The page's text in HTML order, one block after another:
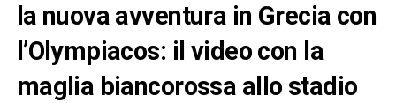
la nuova avventura in Grecia con
l’Olympiacos: il video con la
maglia biancorossa allo stadio